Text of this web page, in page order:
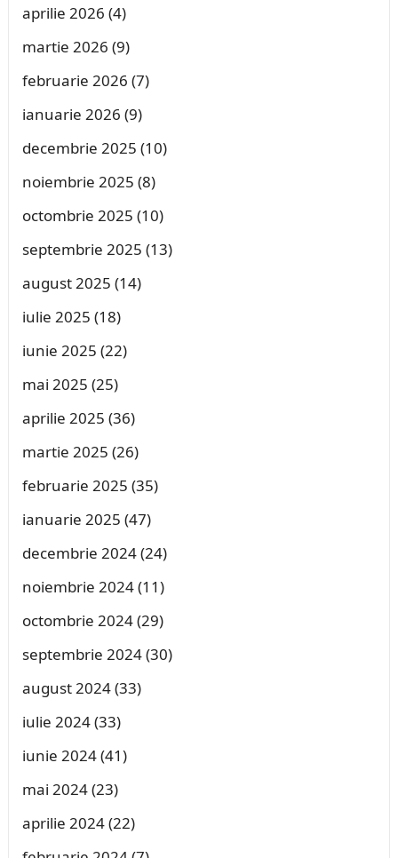
aprilie 2026 (4)
martie 2026 (9)
februarie 2026 (7)
ianuarie 2026 (9)
decembrie 2025 (10)
noiembrie 2025 (8)
octombrie 2025 (10)
septembrie 2025 (13)
august 2025 (14)
iulie 2025 (18)
iunie 2025 (22)
mai 2025 (25)
aprilie 2025 (36)
martie 2025 (26)
februarie 2025 (35)
ianuarie 2025 (47)
decembrie 2024(24)
noiembrie 2024(11)
octombrie 2024(29)
septembrie 2024(30)
august 2024(33)
iulie 2024(33)
iunie 2024(41)
mai 2024(23)
aprilie 2024(22)